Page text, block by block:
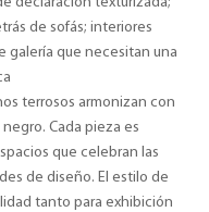
de sofás; interiores
galería que necesitan una
terrosos armonizan con
Cada pieza es
que celebran las
de diseño. El estilo de
tanto para exhibición